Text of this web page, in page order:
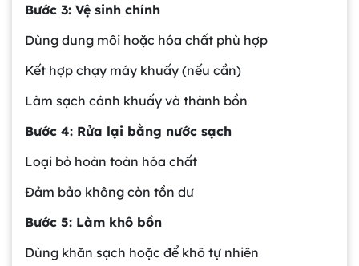
Bước 3: Vệ sinh chính
Dùng dung môi hoặc hóa chất phù hợp
Kết hợp chạy máy khuấy (nếu cần)
Làm sạch cánh khuấy và thành bồn
Bước 4: Rửa lại bằng nước sạch
Loại bỏ hoàn toàn hóa chất
Đảm bảo không còn tồn dư
Bước 5: Làm khô bồn
Dùng khăn sạch hoặc để khô tự nhiên